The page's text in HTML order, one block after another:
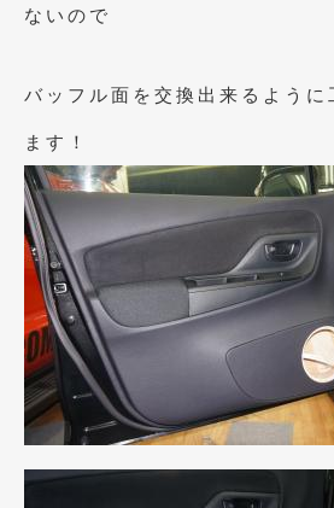
2020年11月
2020年8月(4)
2020年7月 (3)
2020年6月
2020年5月 (4)
2020年4月 (4)
2020年3月 (4)
2020年2月(12)
(6)
ないので
バッフル面を交換出来るように
ます！